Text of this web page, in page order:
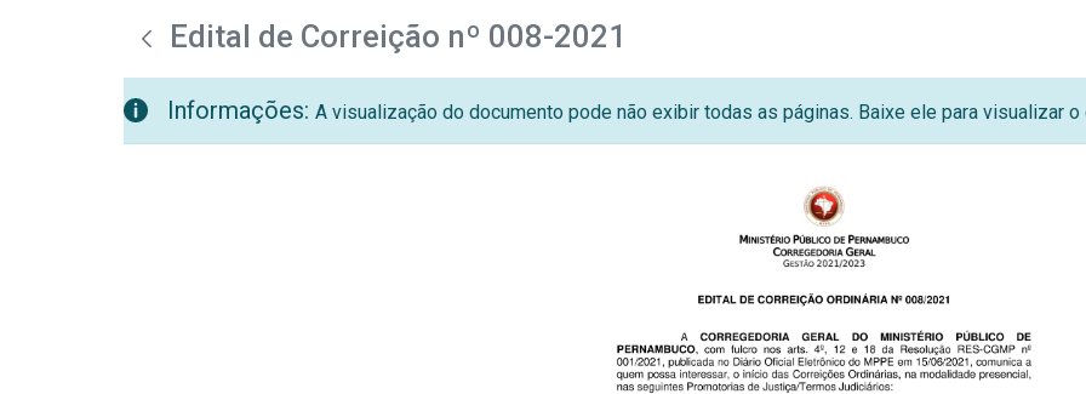
Pular para o Conteúdo principal
teste descricaoEdital de Correição nº 008-2021
Informações: A visualização do documento pode não exibir todas as páginas. Baixe ele para visualizar